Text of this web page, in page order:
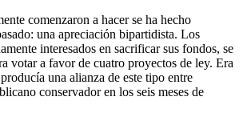
comenzaron a hacer se ha hecho
una apreciación bipartidista. Los
interesados ​​en sacrificar sus fondos, se
votar a favor de cuatro proyectos de ley. Era
una alianza de este tipo entre
conservador en los seis meses de